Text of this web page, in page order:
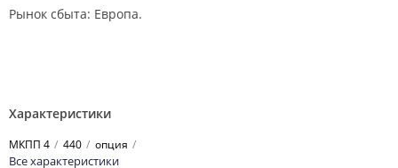
Рынок сбыта: Европа.
Характеристики
МКПП 4 440 опция
Все характеристики